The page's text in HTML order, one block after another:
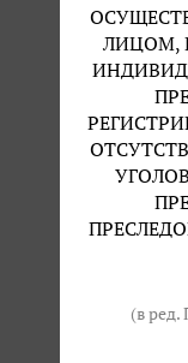
ЛИЦОМ,
(в ред.